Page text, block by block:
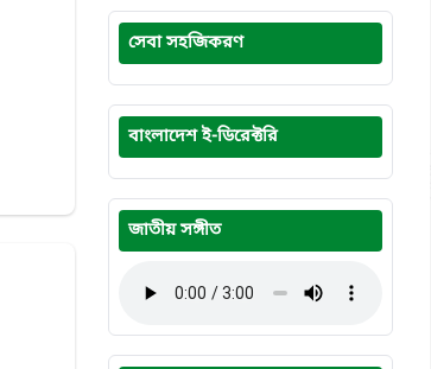
সেবা সহজিকরণ
বাংলাদেশ ই-ডিরেক্টরি
জাতীয় সঙ্গীত